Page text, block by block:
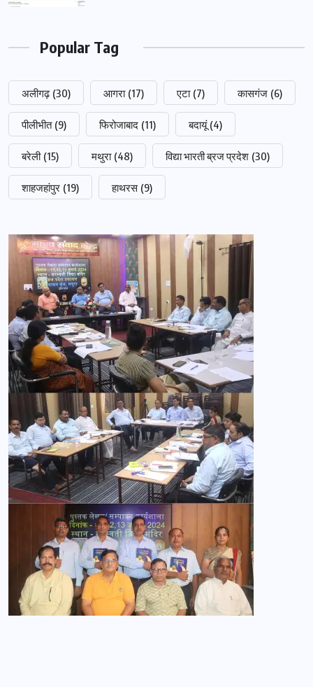
Popular Tag
अलीगढ़ (30) आगरा (17) एटा (7) कासगंज (6)
पीलीभीत (9) फिरोजाबाद (11) बदायूं (4)
बरेली (15) मथुरा (48) विद्या भारती ब्रज प्रदेश (30)
शाहजहांपुर (19) हाथरस (9)